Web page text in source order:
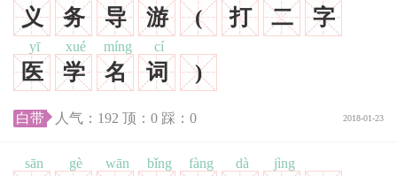
义 务 导 游 ( 打 二 字
医
yī
学
xué
名
míng
词
cí
)
2018-01-23
白带 人气： 192 顶： 0 踩： 0
sān gè wān bǐng fàng dà jìng